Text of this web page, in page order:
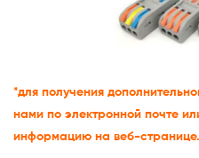
*для получения
нами по электронной почте
информацию на веб-странице.